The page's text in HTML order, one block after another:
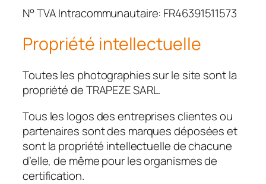
N° TVA Intracommunautaire: FR46391511573
Propriété intellectuelle
Toutes les photographies sur le site sont la
propriété de TRAPEZE SARL.
Tous les logos des entreprises clientes ou
partenaires sont des marques déposées et
sont la propriété intellectuelle de chacune
d’elle, de même pour les organismes de
certification.